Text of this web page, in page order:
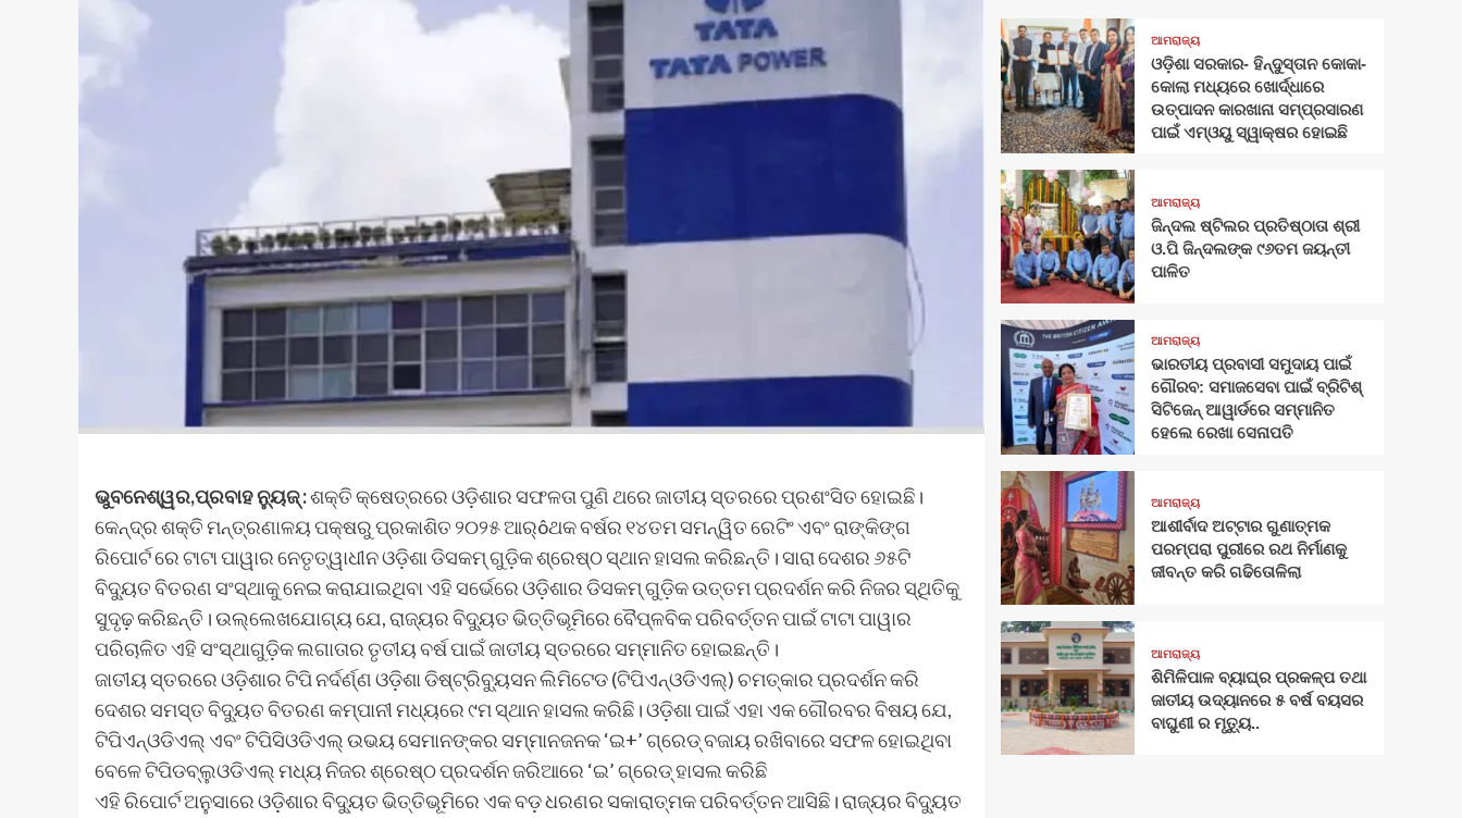
ଭୁବନେଶ୍ୱର,ପ୍ରବାହ ନ୍ୟୁଜ୍ :ଶକ୍ତି କ୍ଷେତ୍ରରେ ଓଡ଼ିଶାର ସଫଳତା ପୁଣି ଥରେ ଜାତୀୟ ସ୍ତରରେ ପ୍ରଶଂସିତ ହୋଇଛି।
କେନ୍ଦ୍ର ଶକ୍ତି ମନ୍ତ୍ରଣାଳୟ ପକ୍ଷରୁ ପ୍ରକାଶିତ ୨୦୨୫ ଆର୍ôଥକ ବର୍ଷର ୧୪ତମ ସମନ୍ୱିତ ରେଟିଂ ଏବଂ ରାଙ୍କିଙ୍ଗ
ରିପୋର୍ଟ ରେ ଟାଟା ପାୱାର ନେତୃତ୍ୱାଧୀନ ଓଡ଼ିଶା ଡିସକମ୍ ଗୁଡ଼ିକ ଶ୍ରେଷ୍ଠ ସ୍ଥାନ ହାସଲ କରିଛନ୍ତି। ସାରା ଦେଶର ୬୫ଟି
ବିଦ୍ୟୁତ ବିତରଣ ସଂସ୍ଥାକୁ ନେଇ କରାଯାଇଥିବା ଏହି ସର୍ଭେରେ ଓଡ଼ିଶାର ଡିସକମ୍ ଗୁଡ଼ିକ ଉତ୍ତମ ପ୍ରଦର୍ଶନ କରି ନିଜର ସ୍ଥିତିକୁ
ସୁଦୃଢ଼ କରିଛନ୍ତି। ଉଲ୍ଲେଖଯୋଗ୍ୟ ଯେ, ରାଜ୍ୟର ବିଦ୍ୟୁତ ଭିତ୍ତିଭୂମିରେ ବୈପ୍ଳବିକ ପରିବର୍ତ୍ତନ ପାଇଁ ଟାଟା ପାୱାର
ପରିଚାଳିତ ଏହି ସଂସ୍ଥାଗୁଡ଼ିକ ଲଗାତାର ତୃତୀୟ ବର୍ଷ ପାଇଁ ଜାତୀୟ ସ୍ତରରେ ସମ୍ମାନିତ ହୋଇଛନ୍ତି।
ଜାତୀୟ ସ୍ତରରେ ଓଡ଼ିଶାର ଟିପି ନର୍ଦର୍ଣ୍ଣ ଓଡ଼ିଶା ଡିଷ୍ଟ୍ରିବ୍ୟୁସନ ଲିମିଟେଡ (ଟିପିଏନ୍‌ଓଡିଏଲ୍‌) ଚମତ୍କାର ପ୍ରଦର୍ଶନ କରି
ଦେଶର ସମସ୍ତ ବିଦ୍ୟୁତ ବିତରଣ କମ୍ପାନୀ ମଧ୍ୟରେ ୯ମ ସ୍ଥାନ ହାସଲ କରିଛି। ଓଡ଼ିଶା ପାଇଁ ଏହା ଏକ ଗୌରବର ବିଷୟ ଯେ,
ଟିପିଏନ୍‌ଓଡିଏଲ୍ ଏବଂ ଟିପିସିଓଡିଏଲ୍ ଉଭୟ ସେମାନଙ୍କର ସମ୍ମାନଜନକ ‘ଇ+’ ଗ୍ରେଡ୍ ବଜାୟ ରଖିବାରେ ସଫଳ ହୋଇଥିବା
ବେଳେ ଟିପିଡବ୍ଲୁଓଡିଏଲ୍ ମଧ୍ୟ ନିଜର ଶ୍ରେଷ୍ଠ ପ୍ରଦର୍ଶନ ଜରିଆରେ ‘ଇ’ ଗ୍ରେଡ୍ ହାସଲ କରିଛି
ଏହି ରିପୋର୍ଟ ଅନୁସାରେ ଓଡ଼ିଶାର ବିଦ୍ୟୁତ ଭିତ୍ତିଭୂମିରେ ଏକ ବଡ଼ ଧରଣର ସକାରାତ୍ମକ ପରିବର୍ତ୍ତନ ଆସିଛି। ରାଜ୍ୟର ବିଦ୍ୟୁତ
ଆମରାଜ୍ୟ
ଓଡ଼ିଶା ସରକାର- ହିନ୍ଦୁସ୍ତାନ କୋକା-
କୋଲା ମଧ୍ୟରେ ଖୋର୍ଦ୍ଧାରେ
ଉତ୍ପାଦନ କାରଖାନା ସମ୍ପ୍ରସାରଣ
ପାଇଁ ଏମ୍‌ଓୟୁ ସ୍ୱାକ୍ଷର ହୋଇଛି
ଆମରାଜ୍ୟ
ଜିନ୍ଦଲ ଷ୍ଟିଲର ପ୍ରତିଷ୍ଠାତା ଶ୍ରୀ
ଓ.ପି ଜିନ୍ଦଲଙ୍କ ୯୬ତମ ଜୟନ୍ତୀ
ପାଳିତ
ଆମରାଜ୍ୟ
ଭାରତୀୟ ପ୍ରବାସୀ ସମୁଦାୟ ପାଇଁ
ଗୌରବ: ସମାଜସେବା ପାଇଁ ବ୍ରିଟିଶ୍
ସିଟିଜେନ୍ ଆୱାର୍ଡରେ ସମ୍ମାନିତ
ହେଲେ ରେଖା ସେନାପତି
ଆମରାଜ୍ୟ
ଆଶୀର୍ବାଦ ଅଟ୍ଟାର ଗୁଣାତ୍ମକ
ପରମ୍ପରା ପୁରୀରେ ରଥ ନିର୍ମାଣକୁ
ଜୀବନ୍ତ କରି ଗଢିତୋଳିଲା
ଆମରାଜ୍ୟ
ଶିମିଳିପାଳ ବ୍ୟାଘ୍ର ପ୍ରକଳ୍ପ ତଥା
ଜାତୀୟ ଉଦ୍ୟାନରେ ୫ ବର୍ଷ ବୟସର
ବାଘୁଣୀ ର ମୃତ୍ୟୁ..